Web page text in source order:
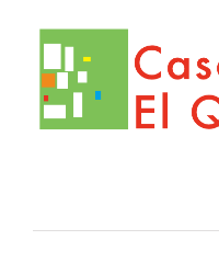
contenido